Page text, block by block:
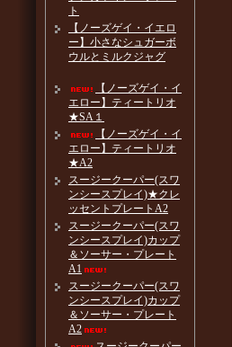
ト
【ノーズゲイ・イエロ
ー】小さなシュガーボ
ウルとミルクジャグ
【ノーズゲイ・イ
エロー】ティートリオ
★SA１
【ノーズゲイ・イ
エロー】ティートリオ
★A2
スージークーパー(スワ
ンシースプレイ)★クレ
ッセントプレートA2
スージークーパー(スワ
ンシースプレイ)カップ
＆ソーサー・プレート
A1
スージークーパー(スワ
ンシースプレイ)カップ
＆ソーサー・プレート
A2